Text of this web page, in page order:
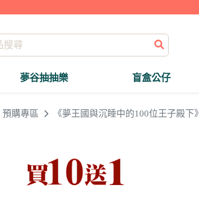
夢谷抽抽樂 盲盒公仔
▌預購專區 《夢王國與沉睡中的100位王子殿下》